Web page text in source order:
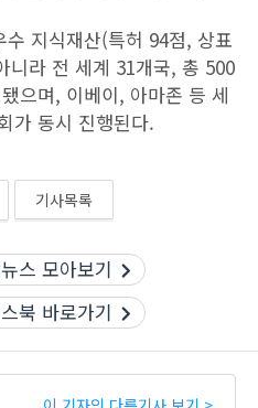
지식재산(특허 94점, 상표
니라 전 세계 31개국, 총 500
으며, 이베이, 아마존 등 세
가 동시 진행된다.
기사목록
스 모아보기
북 바로가기